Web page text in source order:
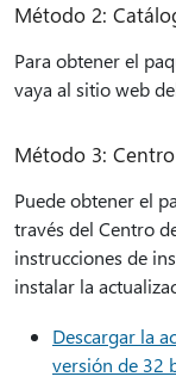
Método 2:
Para obtener el
vaya al sitio web
Método 3:
Puede obtener el
través del Centro
instrucciones de
instalar la
Descargar la
versión de 32